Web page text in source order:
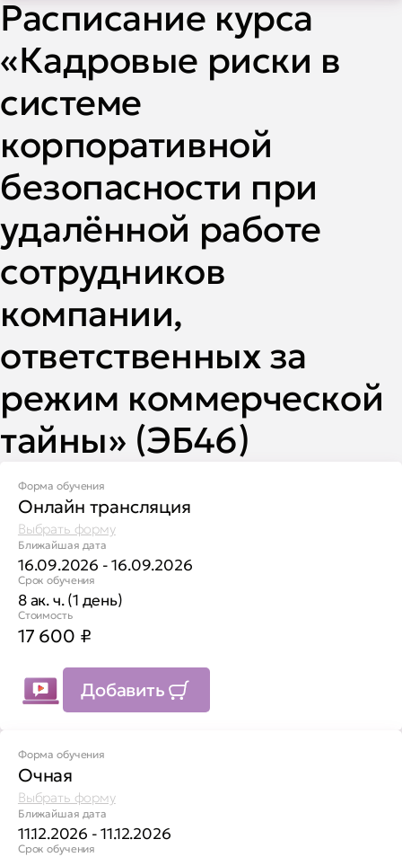
Расписание курса
«Кадровые риски в
системе
корпоративной
безопасности при
удалённой работе
сотрудников
компании,
ответственных за
режим коммерческой
тайны» (ЭБ46)
Форма обучения
Онлайн трансляция
Выбрать форму
Ближайшая дата
16.09.2026 - 16.09.2026
Срок обучения
8 ак. ч. (1 день)
Стоимость
17 600 ₽
Добавить
Форма обучения
Очная
Выбрать форму
Ближайшая дата
11.12.2026 - 11.12.2026
Срок обучения